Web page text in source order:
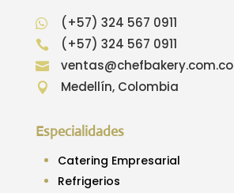
 (+57) 324 567 0911
 (+57) 324 567 0911
 ventas@chefbakery.com.co
 Medellín, Colombia
Especialidades
Catering Empresarial
Refrigerios